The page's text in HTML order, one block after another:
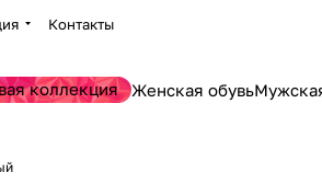
Контакты
коллекция Женская обувь